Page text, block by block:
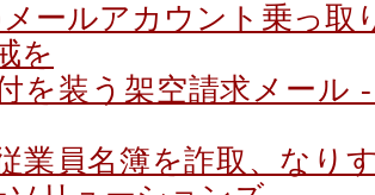
メールアカウント乗っ取
を
を装う架空請求メール -
業員名簿を詐取、なり